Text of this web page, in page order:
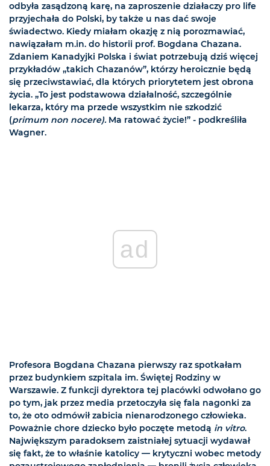
odbyła zasądzoną karę, na zaproszenie działaczy pro life
przyjechała do Polski, by także u nas dać swoje
świadectwo. Kiedy miałam okazję z nią porozmawiać,
nawiązałam m.in. do historii prof. Bogdana Chazana.
Zdaniem Kanadyjki Polska i świat potrzebują dziś więcej
przykładów „takich Chazanów”, którzy heroicznie będą
się przeciwstawiać, dla których priorytetem jest obrona
życia. „To jest podstawowa działalność, szczególnie
lekarza, który ma przede wszystkim nie szkodzić
(primum non nocere). Ma ratować życie!” - podkreśliła
Wagner.
ad
Profesora Bogdana Chazana pierwszy raz spotkałam
przez budynkiem szpitala im. Świętej Rodziny w
Warszawie. Z funkcji dyrektora tej placówki odwołano go
po tym, jak przez media przetoczyła się fala nagonki za
to, że oto odmówił zabicia nienarodzonego człowieka.
Poważnie chore dziecko było poczęte metodą in vitro.
Największym paradoksem zaistniałej sytuacji wydawał
się fakt, że to właśnie katolicy — krytyczni wobec metody